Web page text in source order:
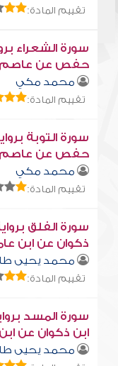
تقييم المادة:
سورة الشعراء
حفص عن عاصم
محمد مكي
تقييم المادة:
سورة التوبة
حفص عن عاصم
محمد مكي
تقييم المادة:
سورة الفلق
ذكوان عن ابن
محمد يحيى
تقييم المادة:
سورة المسد
ابن ذكوان عن
محمد يحيى